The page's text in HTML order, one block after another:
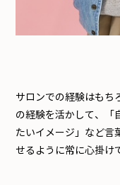
サロンでの経験はもち
の経験を活かして、「
たいイメージ」など言
せるように常に心掛け